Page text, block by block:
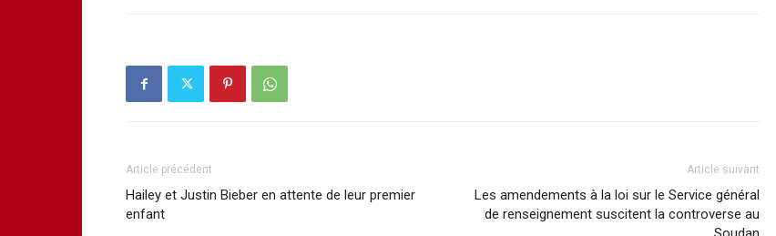
Article précédent
Hailey et Justin Bieber en attente de leur premier
enfant
Article suivant
Les amendements à la loi sur le Service général
de renseignement suscitent la controverse au